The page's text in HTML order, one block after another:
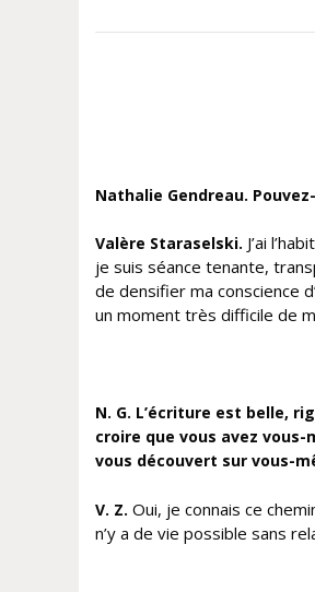
Nathalie Gendreau.
Valère Staraselski. J’ai
je suis séance tenante,
de densifier ma conscience
un moment très difficile de
N. G. L’écriture est belle,
croire que vous avez
vous découvert sur vous-
V. Z. Oui, je connais ce
n’y a de vie possible sans